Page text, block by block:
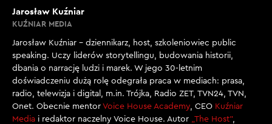
Jarosław Kuźniar
KUŹNIAR MEDIA
Jarosław Kuźniar – dziennikarz, host, szkoleniowiec public
speaking. Uczy liderów storytellingu, budowania historii,
dbania o narrację ludzi i marek. W jego 30-letnim
doświadczeniu dużą rolę odegrała praca w mediach: prasa,
radio, telewizja i digital, m.in. Trójka, Radio ZET, TVN24, TVN,
Onet. Obecnie mentor Voice House Academy, CEO Kuźniar
Media i redaktor naczelny Voice House. Autor „The Host”,